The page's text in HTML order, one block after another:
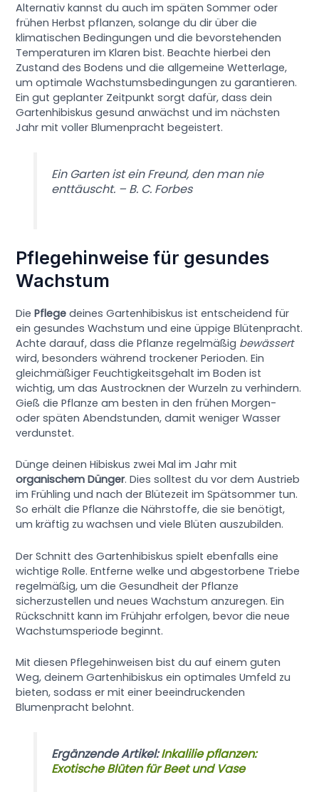
Alternativ kannst du auch im späten Sommer oder
frühen Herbst pflanzen, solange du dir über die
klimatischen Bedingungen und die bevorstehenden
Temperaturen im Klaren bist. Beachte hierbei den
Zustand des Bodens und die allgemeine Wetterlage,
um optimale Wachstumsbedingungen zu garantieren.
Ein gut geplanter Zeitpunkt sorgt dafür, dass dein
Gartenhibiskus gesund anwächst und im nächsten
Jahr mit voller Blumenpracht begeistert.
Ein Garten ist ein Freund, den man nie
enttäuscht. – B. C. Forbes
Pflegehinweise für gesundes
Wachstum
DiePflege deines Gartenhibiskus ist entscheidend für
ein gesundes Wachstum und eine üppige Blütenpracht.
Achte darauf, dass die Pflanze regelmäßig bewässert
wird, besonders während trockener Perioden. Ein
gleichmäßiger Feuchtigkeitsgehalt im Boden ist
wichtig, um das Austrocknen der Wurzeln zu verhindern.
Gieß die Pflanze am besten in den frühen Morgen-
oder späten Abendstunden, damit weniger Wasser
verdunstet.
Dünge deinen Hibiskus zwei Mal im Jahr mit
organischem Dünger. Dies solltest du vor dem Austrieb
im Frühling und nach der Blütezeit im Spätsommer tun.
So erhält die Pflanze die Nährstoffe, die sie benötigt,
um kräftig zu wachsen und viele Blüten auszubilden.
Der Schnitt des Gartenhibiskus spielt ebenfalls eine
wichtige Rolle. Entferne welke und abgestorbene Triebe
regelmäßig, um die Gesundheit der Pflanze
sicherzustellen und neues Wachstum anzuregen. Ein
Rückschnitt kann im Frühjahr erfolgen, bevor die neue
Wachstumsperiode beginnt.
Mit diesen Pflegehinweisen bist du auf einem guten
Weg, deinem Gartenhibiskus ein optimales Umfeld zu
bieten, sodass er mit einer beeindruckenden
Blumenpracht belohnt.
Ergänzende Artikel:Inkalilie pflanzen:
Exotische Blüten für Beet und Vase